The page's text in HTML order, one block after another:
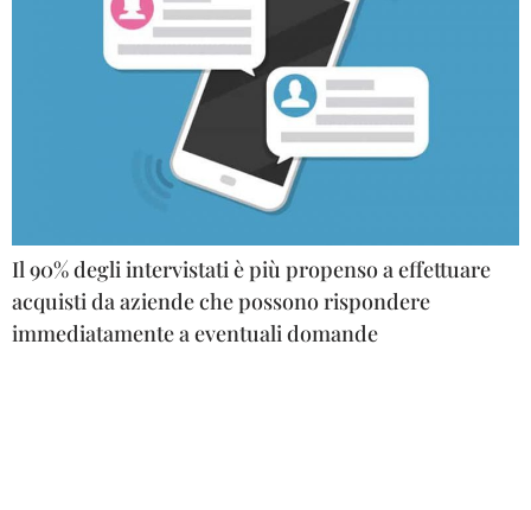
Il 90% degli intervistati è più propenso a effettuare
acquisti da aziende che possono rispondere
immediatamente a eventuali domande